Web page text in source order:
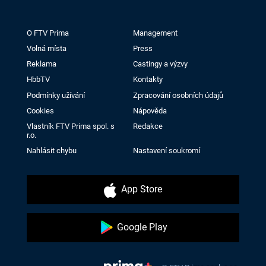
O FTV Prima
Management
Volná místa
Press
Reklama
Castingy a výzvy
HbbTV
Kontakty
Podmínky užívání
Zpracování osobních údajů
Cookies
Nápověda
Vlastník FTV Prima spol. s
r.o.
Redakce
Nahlásit chybu Nastavení soukromí
App Store
Google Play